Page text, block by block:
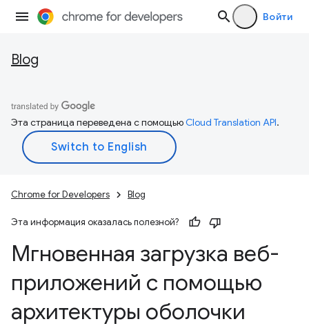
Войти
Blog
Эта страница переведена с помощьюCloud Translation API.
Chrome for Developers Blog
Эта информация оказалась полезной?
Мгновенная загрузка веб-
приложений с помощью
архитектуры оболочки